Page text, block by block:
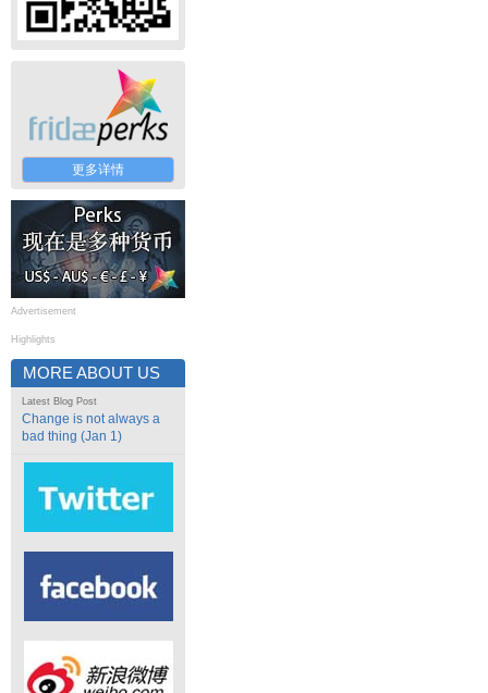
更多详情
Advertisement
Highlights
MORE ABOUT US
Latest Blog Post
Change is not always a
bad thing (Jan 1)